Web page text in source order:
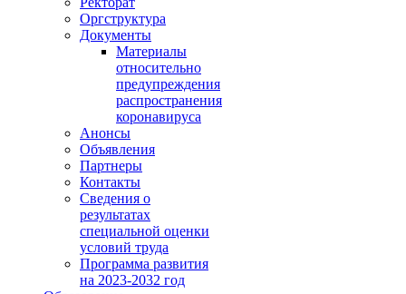
Оргструктура
Документы
Материалы
относительно
предупреждения
распространения
коронавируса
Анонсы
Объявления
Партнеры
Контакты
Сведения о
результатах
специальной оценки
условий труда
Программа развития
на 2023-2032 год